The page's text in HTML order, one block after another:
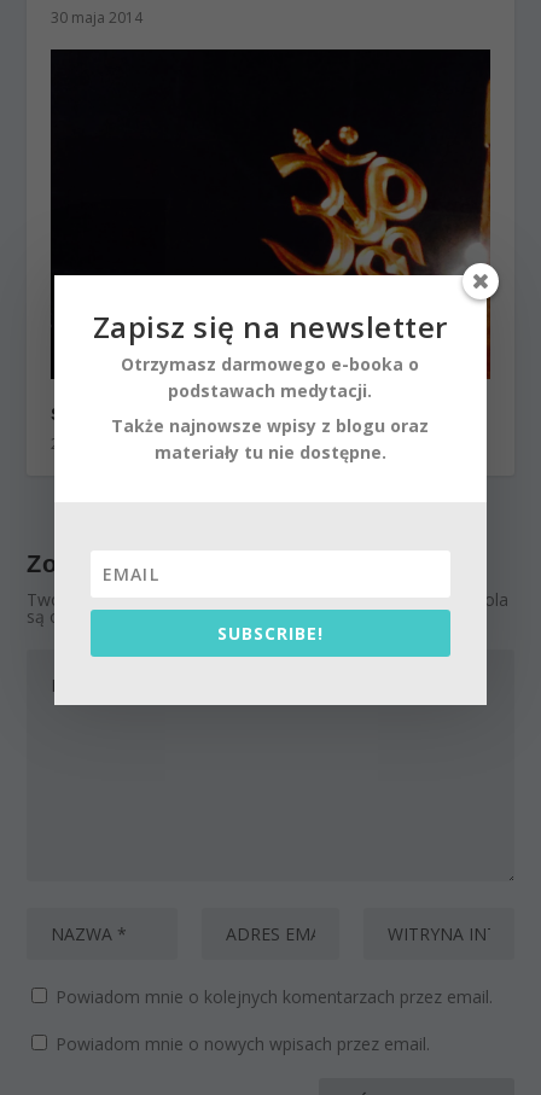
30 maja 2014
Śiwaratri w świątyni Śiwy w Czarnowie
2 marca 2014
Zostaw odpowiedź
Twój adres email nie zostanie opublikowany. Wymagane pola
są oznaczone*
Powiadom mnie o kolejnych komentarzach przez email.
Powiadom mnie o nowych wpisach przez email.
Zapisz się na newsletter
Otrzymasz darmowego e-booka o
podstawach medytacji.
Także najnowsze wpisy z blogu oraz
materiały tu nie dostępne.
SUBSCRIBE!